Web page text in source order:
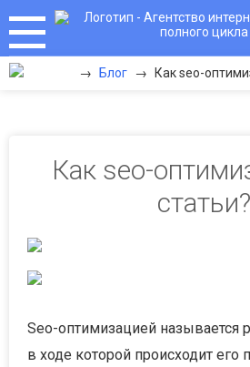
→ Блог → Как seo-
Как seo-
статьи?
Seo-оптимизацией называется
в ходе которой происходит его